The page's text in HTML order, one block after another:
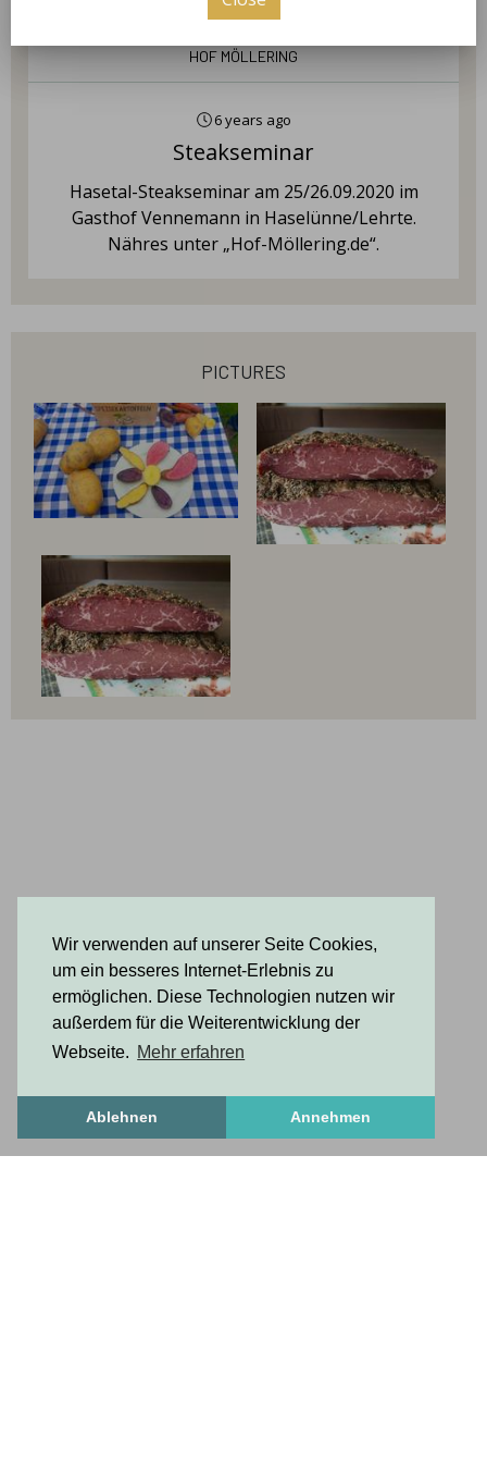
Wir verwenden auf unserer Seite Cookies,
um ein besseres Internet-Erlebnis zu
ermöglichen. Diese Technologien nutzen wir
außerdem für die Weiterentwicklung der
Webseite. Mehr erfahren
Ablehnen Annehmen
Hof Möllering
6 years ago
Steakseminar
Hasetal-Steakseminar am 25/26.09.2020 im
Gasthof Vennemann in Haselünne/Lehrte.
Nähres unter „Hof-Möllering.de“.
pictures